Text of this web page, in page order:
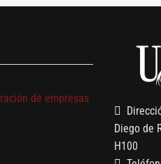
de empresas
Diego de
H100